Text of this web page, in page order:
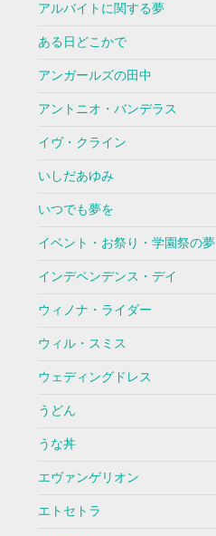
アルバイトに関する夢
ある日どこかで
アンガールズの田中
アントニオ・バンデラス
イヴ・クライン
いしだあゆみ
いつでも夢を
イベント・お祭り・学園祭の夢
インデペンデンス・デイ
ウィノナ・ライダー
ウィル・スミス
ウェディングドレス
うどん
うな丼
エヴァンゲリオン
エトセトラ